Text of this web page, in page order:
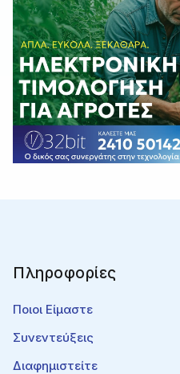
Πληροφορίες
Ποιοι Είμαστε
Συνεντεύξεις
Διαφημιστείτε